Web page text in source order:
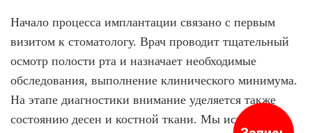
Начало процесса имплантации связано с первым
визитом к стоматологу. Врач проводит тщательный
осмотр полости рта и назначает необходимые
обследования, выполнение клинического минимума.
На этапе диагностики внимание уделяется также
состоянию десен и костной ткани. Мы используем